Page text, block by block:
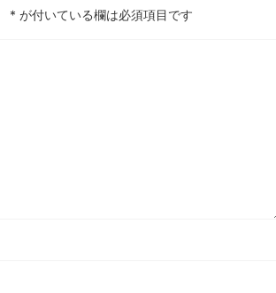
* が付いている欄は必須項目です